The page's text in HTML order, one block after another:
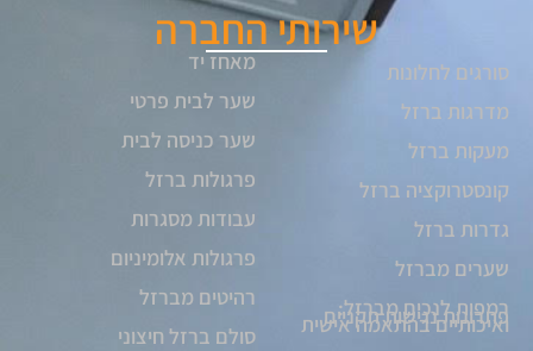
שירותי החברה
סורגים לחלונות
מדרגות ברזל
מעקות ברזל
קונסטרוקציה ברזל
גדרות ברזל
שערים מברזל
רמפות לנכים מברזל:
פתרונות נגישות תקניים
ואיכותיים בהתאמה אישית
מאחז יד
שער לבית פרטי
שער כניסה לבית
פרגולות ברזל
עבודות מסגרות
פרגולות אלומיניום
רהיטים מברזל
סולם ברזל חיצוני